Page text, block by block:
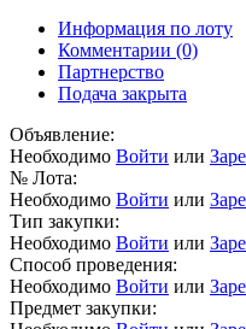
Информация по лоту
Комментарии (0)
Партнерство
Подача закрыта
Объявление:
Необходимо Войти или
№ Лота:
Необходимо Войти или
Тип закупки:
Необходимо Войти или
Способ проведения:
Необходимо Войти или
Предмет закупки: